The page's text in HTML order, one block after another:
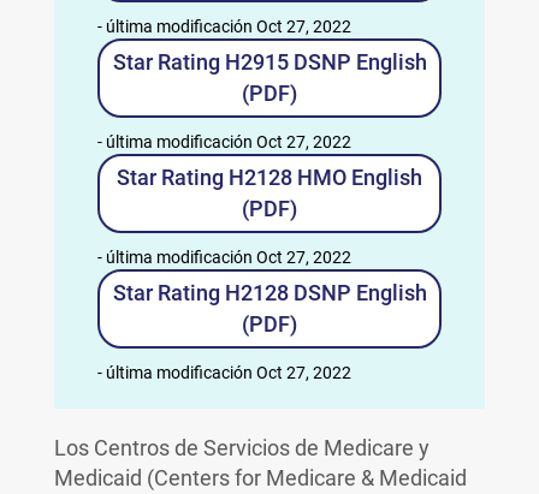
- última modificación Oct 27, 2022
Star Rating H2915 DSNP English
(PDF)
- última modificación Oct 27, 2022
Star Rating H2128 HMO English
(PDF)
- última modificación Oct 27, 2022
Star Rating H2128 DSNP English
(PDF)
- última modificación Oct 27, 2022
Los Centros de Servicios de Medicare y
Medicaid (Centers for Medicare & Medicaid